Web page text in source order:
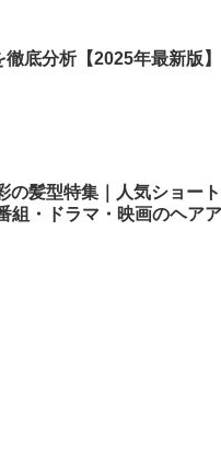
底分析【2025年最新版】
の髪型特集｜人気ショー
組・ドラマ・映画のヘア